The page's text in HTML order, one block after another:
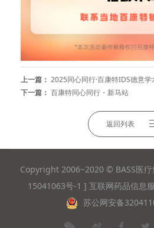
上一篇： 2025同心同行·百康特IDS德意学
下一篇： 百康特同心同行・新马站
返回列表
Copyright 2006~2020 © BASS医疗
15041063号-1 ] 互联网药品信息
苏公网安备